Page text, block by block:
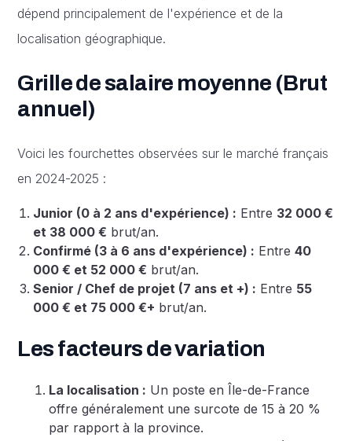
dépend principalement de l'expérience et de la
localisation géographique.
Grille de salaire moyenne (Brut
annuel)
Voici les fourchettes observées sur le marché français
en 2024-2025 :
Junior (0 à 2 ans d'expérience) : Entre 32 000 €
et 38 000 € brut/an.
Confirmé (3 à 6 ans d'expérience) : Entre40
000 € et 52 000 € brut/an.
Senior / Chef de projet (7 ans et +) : Entre 55
000 € et 75 000 €+ brut/an.
Les facteurs de variation
La localisation : Un poste en Île-de-France
offre généralement une surcote de 15 à 20 %
par rapport à la province.